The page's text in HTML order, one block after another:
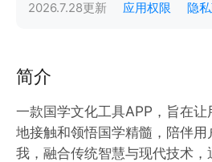
2026.7.28更新 应用权限 隐
简介
一款国学文化工具APP，旨在
地接触和领悟国学精髓，陪伴
我，融合传统智慧与现代技术